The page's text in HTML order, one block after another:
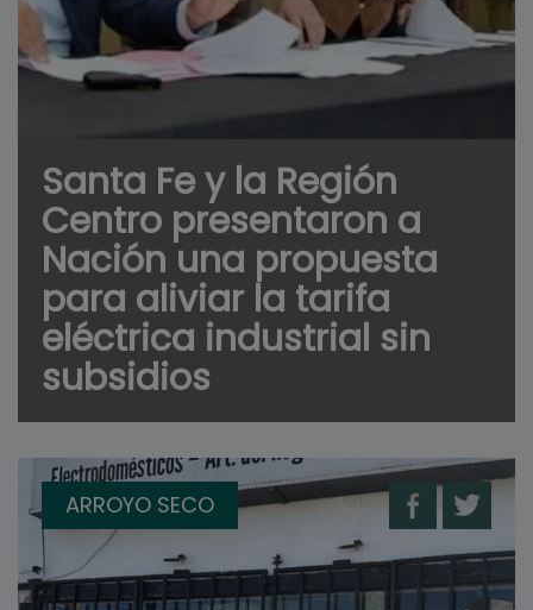
Santa Fe y la Región
Centro presentaron a
Nación una propuesta
para aliviar la tarifa
eléctrica industrial sin
subsidios
ARROYO SECO